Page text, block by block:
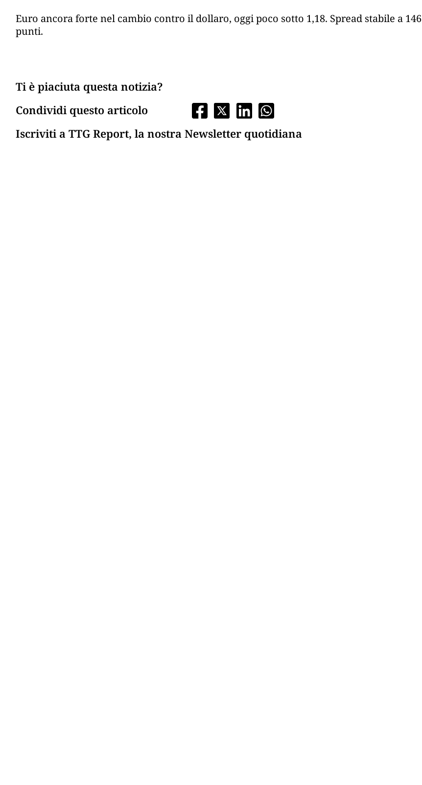
Euro ancora forte nel cambio contro il dollaro, oggi poco sotto 1,18. Spread stabile a 146
punti.
Ti è piaciuta questa notizia?
Condividi questo articolo
Iscriviti a TTG Report, la nostra Newsletter quotidiana